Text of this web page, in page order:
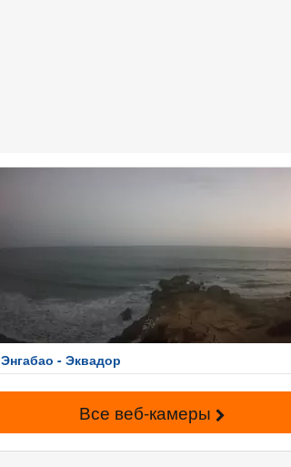
Энгабао - Эквадор
Все веб-камеры